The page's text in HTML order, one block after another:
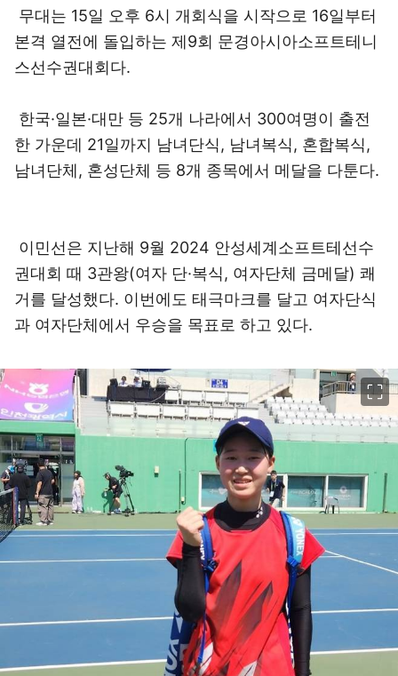
무대는 15일 오후 6시 개회식을 시작으로 16일부터
본격 열전에 돌입하는 제9회 문경아시아소프트테니
스선수권대회다.
한국·일본·대만 등 25개 나라에서 300여명이 출전
한 가운데 21일까지 남녀단식, 남녀복식, 혼합복식,
남녀단체, 혼성단체 등 8개 종목에서 메달을 다툰다.
이민선은 지난해 9월 2024 안성세계소프트테선수
권대회 때 3관왕(여자 단·복식, 여자단체 금메달) 쾌
거를 달성했다. 이번에도 태극마크를 달고 여자단식
과 여자단체에서 우승을 목표로 하고 있다.